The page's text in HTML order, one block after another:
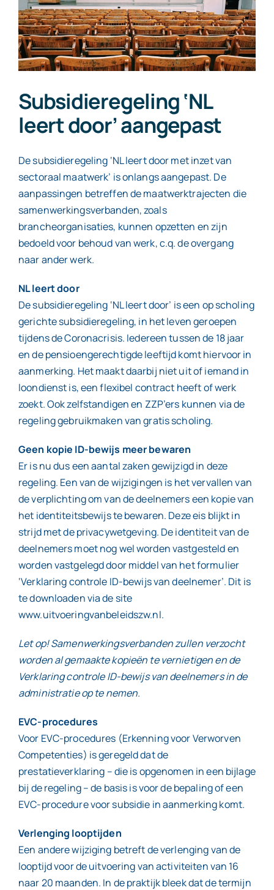
Contact
Subsidieregeling ‘NL
leert door’ aangepast
De subsidieregeling ‘NL leert door met inzet van
sectoraal maatwerk’ is onlangs aangepast. De
aanpassingen betreffen de maatwerktrajecten die
samenwerkingsverbanden, zoals
brancheorganisaties, kunnen opzetten en zijn
bedoeld voor behoud van werk, c.q. de overgang
naar ander werk.
NL leert door
De subsidieregeling ‘NL leert door’ is een op scholing
gerichte subsidieregeling, in het leven geroepen
tijdens de Coronacrisis. Iedereen tussen de 18 jaar
en de pensioengerechtigde leeftijd komt hiervoor in
aanmerking. Het maakt daarbij niet uit of iemand in
loondienst is, een flexibel contract heeft of werk
zoekt. Ook zelfstandigen en ZZP’ers kunnen via de
regeling gebruikmaken van gratis scholing.
Geen kopie ID-bewijs meer bewaren
Er is nu dus een aantal zaken gewijzigd in deze
regeling. Een van de wijzigingen is het vervallen van
de verplichting om van de deelnemers een kopie van
het identiteitsbewijs te bewaren. Deze eis blijkt in
strijd met de privacywetgeving. De identiteit van de
deelnemers moet nog wel worden vastgesteld en
worden vastgelegd door middel van het formulier
‘Verklaring controle ID-bewijs van deelnemer’. Dit is
te downloaden via de site
www.uitvoeringvanbeleidszw.nl.
Let op! Samenwerkingsverbanden zullen verzocht
worden al gemaakte kopieën te vernietigen en de
Verklaring controle ID-bewijs van deelnemers in de
administratie op te nemen.
EVC-procedures
Voor EVC-procedures (Erkenning voor Verworven
Competenties) is geregeld dat de
prestatieverklaring – die is opgenomen in een bijlage
bij de regeling – de basis is voor de bepaling of een
EVC-procedure voor subsidie in aanmerking komt.
Verlenging looptijden
Een andere wijziging betreft de verlenging van de
looptijd voor de uitvoering van activiteiten van 16
naar 20 maanden. In de praktijk bleek dat de termijn